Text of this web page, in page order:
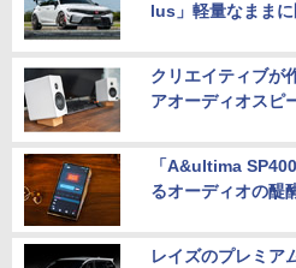
lus」軽量なまま
クリエイティブが
アオーディオスピ
「A&ultima
るオーディオの醍
レイズのプレミア